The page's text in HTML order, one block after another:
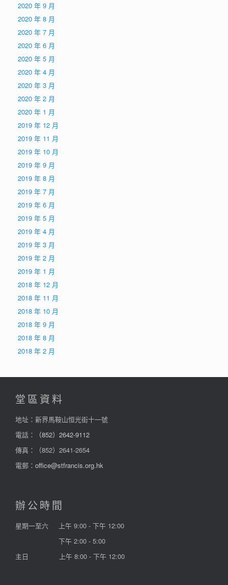
2020 年 9 月
2020 年 8 月
2020 年 7 月
2020 年 6 月
2020 年 5 月
2020 年 4 月
2020 年 3 月
2020 年 2 月
2020 年 1 月
2019 年 12 月
2019 年 11 月
2019 年 10 月
2019 年 9 月
2019 年 8 月
2019 年 7 月
2019 年 6 月
2019 年 5 月
2019 年 4 月
2019 年 3 月
2019 年 2 月
2019 年 1 月
2018 年 12 月
2018 年 11 月
2018 年 10 月
2018 年 9 月
2018 年 8 月
2018 年 2 月
堂區資料
地址：新界馬鞍山恒光街十一號
電話：
（852）2642-9112
傳真：（852）2641-2654
電郵： office@stfrancis.org.hk
辦公時間
星期一至六
上午 9:00 - 下午 12:00
下午 2:00 - 5:00
主日
上午 8:00 - 下午 12:00